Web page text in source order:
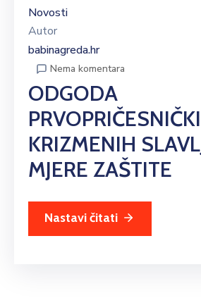
Novosti
Autor
babinagreda.hr
Nema komentara
ODGODA
KRIZMENIH
MJERE ZAŠTITE
Nastavi čitati